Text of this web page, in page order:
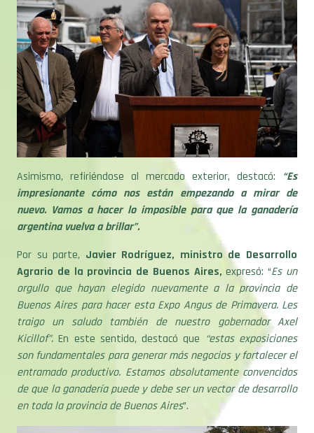
Asimismo, refiriéndose al mercado exterior, destacó:“Es
impresionante cómo nos están empezando a mirar de
nuevo. Vamos a hacer lo imposible para que la ganadería
argentina vuelva a brillar”.
Por su parte,Javier Rodríguez, ministro de Desarrollo
Agrario de la provincia de Buenos Aires,expresó: “Es un
orgullo que hayan elegido nuevamente a la provincia de
Buenos Aires para hacer esta Expo Angus de Primavera. Les
traigo un saludo también de nuestro gobernador Axel
Kicillof”. En este sentido, destacó que“estas exposiciones
son fundamentales para generar más negocios y fortalecer el
entramado productivo. Estamos absolutamente convencidos
de que la ganadería puede y debe ser un vector de desarrollo
en toda la provincia de Buenos Aires”.